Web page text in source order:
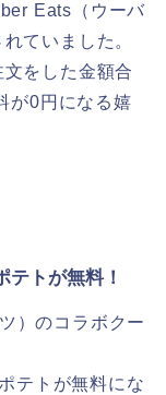
Eats（ウーバ
ていました。
をした金額合
が0円になる嬉
トが無料！
）のコラボクー
テトが無料にな